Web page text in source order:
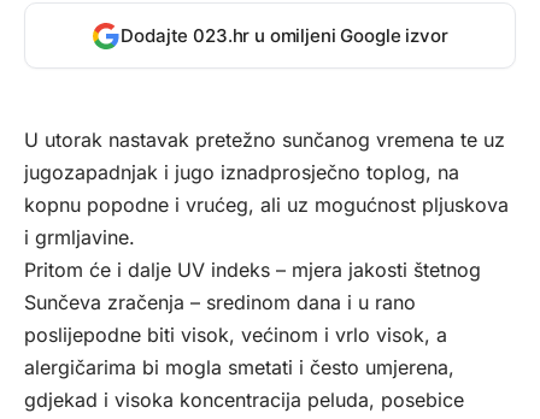
Dodajte 023.hr u omiljeni Google izvor
U utorak nastavak pretežno sunčanog vremena te uz
jugozapadnjak i jugo iznadprosječno toplog, na
kopnu popodne i vrućeg, ali uz mogućnost pljuskova
i grmljavine.
Pritom će i dalje UV indeks – mjera jakosti štetnog
Sunčeva zračenja – sredinom dana i u rano
poslijepodne biti visok, većinom i vrlo visok, a
alergičarima bi mogla smetati i često umjerena,
gdjekad i visoka koncentracija peluda, posebice